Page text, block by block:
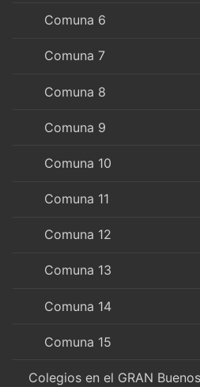
Comuna 6
Comuna 7
Comuna 8
Comuna 9
Comuna 10
Comuna 11
Comuna 12
Comuna 13
Comuna 14
Comuna 15
Colegios en el GRAN